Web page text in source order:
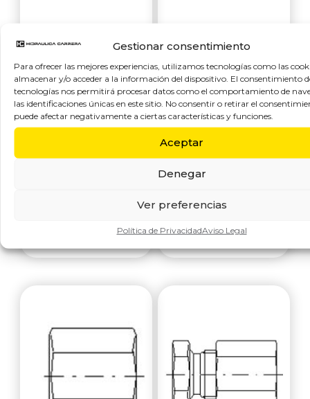
Gestionar consentimiento
Para ofrecer las mejores experiencias, utilizamos tecnologías como las
almacenar y/o acceder a la información del dispositivo. El consentimiento
tecnologías nos permitirá procesar datos como el comportamiento de
las identificaciones únicas en este sitio. No consentir o retirar el
puede afectar negativamente a ciertas características y funciones.
Aceptar
Denegar
Ver preferencias
Política de PrivacidadAviso Legal
TN 92 M RECTO
métrica cilíndrica
TN 131 R ORIENT.
CODO GAS
TN 131 R racor
rosca gas cilíndrica